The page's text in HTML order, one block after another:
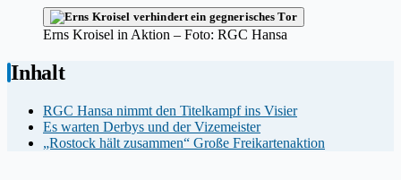
Erns Kroisel in Aktion – Foto: RGC Hansa
Inhalt
RGC Hansa nimmt den Titelkampf ins Visier
Es warten Derbys und der Vizemeister
„Rostock hält zusammen“ Große Freikartenaktion